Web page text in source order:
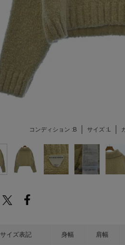
コンディション :B サイズ :L
サイズ表記 身幅 肩幅